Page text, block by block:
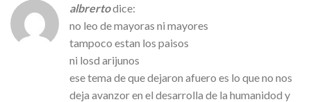
albrertodice:
no leo de mayoras ni mayores
tampoco estan los paisos
ni losd arijunos
ese tema de que dejaron afuero es lo que no nos
deja avanzor en el desarrolla de la humanidod y